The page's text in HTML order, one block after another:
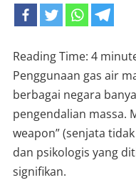
Reading Time: 4
Penggunaan gas air
berbagai negara
pengendalian massa.
weapon” (senjata
dan psikologis yang
signifikan.